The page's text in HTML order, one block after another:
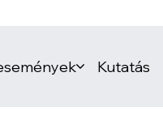
Kutatás